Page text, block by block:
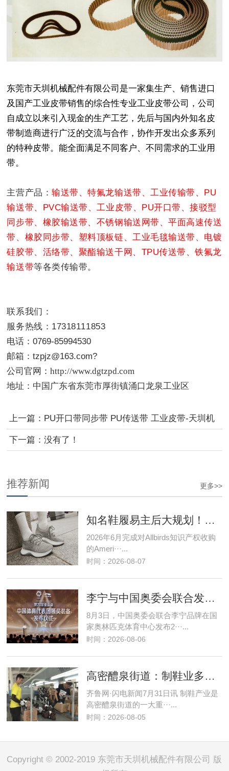
东莞市天圳机械配件有限公司是一家集生产、销售进口
及国产工业皮带销售的综合性专业工业皮带公司，公司
自成立以来引入现金的生产工艺，先后与国内外知名皮
带制造商进行广泛的交流与合作，协作开发出众多系列
的特种皮带。能全面满足不同客户、不同需求的工业用
带。
主营产品：输送带、特氟龙输送带 、工业传输带 、
PU
输送带、PVC输送带、工业皮带、PU开口带、接驳型
同步带、橡胶输送带、不锈钢输送网带、平面高速传送
带、橡胶同步带、塑料顶板链、工业毛毯输送带、电镀
硅胶带、活络带、聚酯输送干网、TPU传送带、铁氟龙
输送带等各类传输带。
联系我们：
服务热线：17318111853
电话：0769-85994530
邮箱：tzpjz@163.com?
公司官网：http://www.dgtzpd.com
地址：中国广东省东莞市厚街镇涌口龙泉工业区
上一篇： PU开口带同步带 PU传送带 工业皮带-天圳机
械配件
下一篇：没有了！
更多>>
推荐新闻
知名鞋履易主后大规划！瞄准线下批发
2026年6月完成对Allbirds知识产权收购
的Ameri···...
时间：2026-08-07
李宁与中国奥委会联合发布第20届亚运会中国体育代表团领奖装备
8月3日，中国奥委会联合李宁品牌在国
家奥林匹克体育中心发布2···...
时间：2026-08-06
高密醴泉街道：制鞋业多维创新提升 发展势头强劲向好
齐鲁网·闪电新闻7月31日讯 制鞋产业是
高密醴泉街道的一大重···...
时间：2026-08-05
Copyright © 2002-2019 东莞市天圳机械配件有限公司 版